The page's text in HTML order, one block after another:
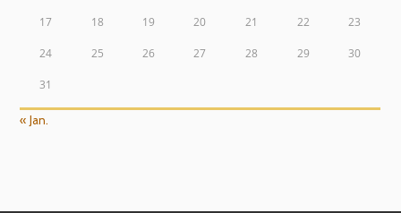
17 18 19 20 21 22 23
24 25 26 27 28 29 30
31
« Jan.